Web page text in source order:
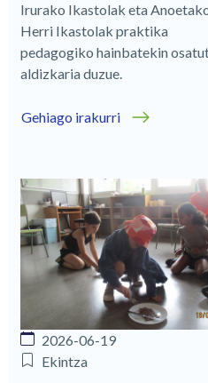
Irurako Ikastolak eta
Herri Ikastolak praktika
pedagogiko hainbatekin
aldizkaria duzue.
Gehiago irakurri
2026-06-19
Ekintza